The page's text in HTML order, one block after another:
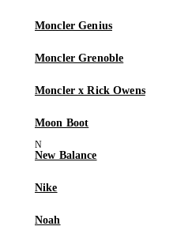
Moncler Genius
Moncler Grenoble
Moncler x Rick Owens
Moon Boot
New Balance
Nike
Noah